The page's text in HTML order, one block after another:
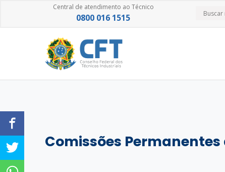
Central de atendimento ao Técnico
0800 016 1515
Comissões